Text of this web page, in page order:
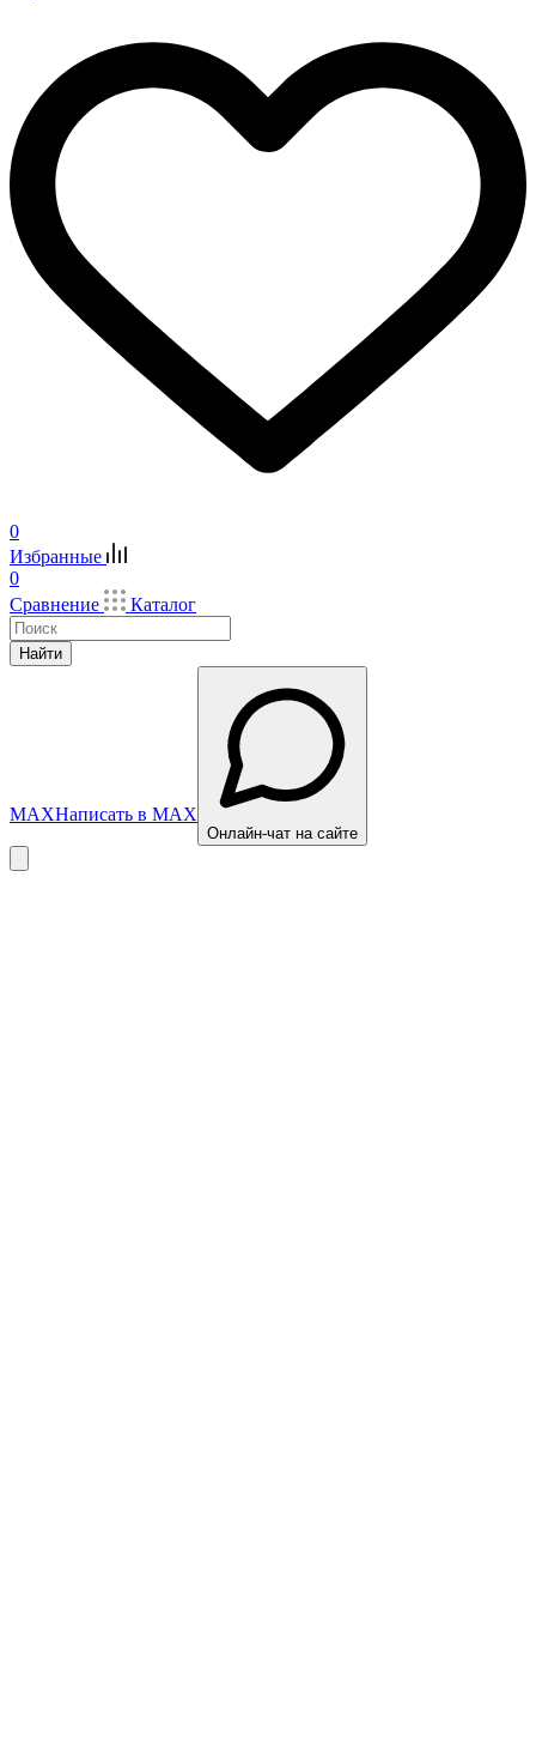
0
Избранные
0
Сравнение
Каталог
Найти
MAXНаписать в MAX
Онлайн-чат на сайте